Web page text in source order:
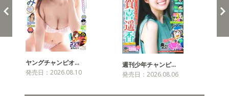
ヤングチャンピオ…
発売日：2026.08.10
週刊少年チャンピ…
発売日：2026.08.06